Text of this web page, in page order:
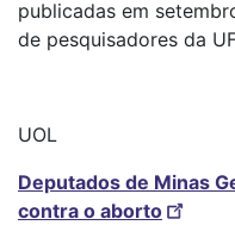
publicadas em
de pesquisadores da
UOL
Deputados de Minas
contra o aborto